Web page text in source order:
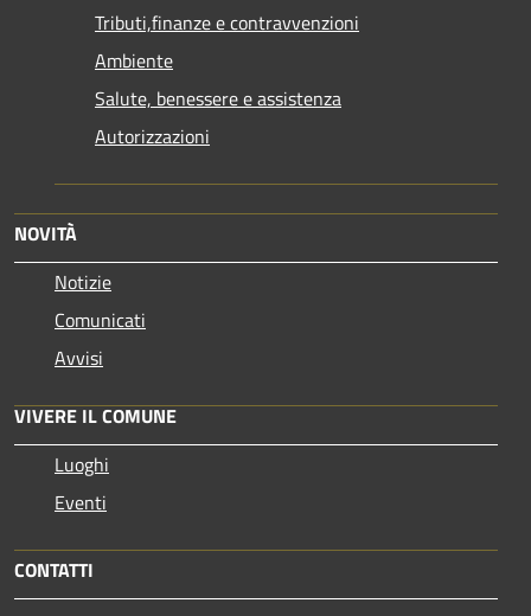
Tributi,finanze e contravvenzioni
Ambiente
Salute, benessere e assistenza
Autorizzazioni
NOVITÀ
Notizie
Comunicati
Avvisi
VIVERE IL COMUNE
Luoghi
Eventi
CONTATTI